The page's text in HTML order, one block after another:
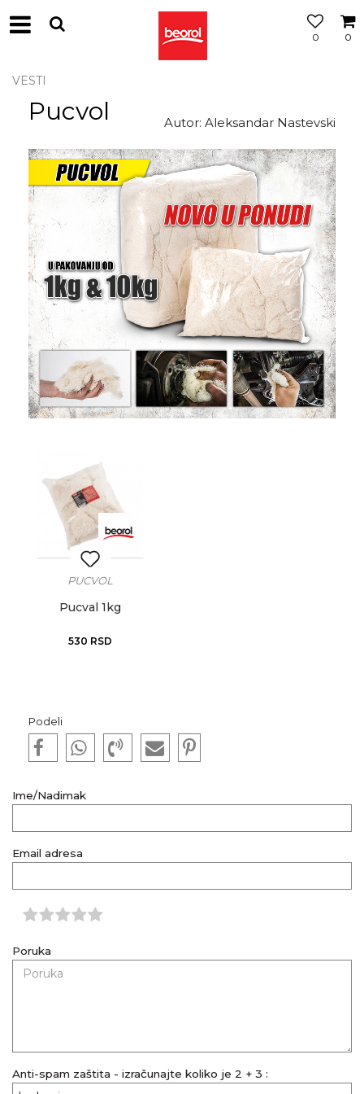
0
0
VESTI
Autor: Aleksandar Nastevski
Pucvol
PUCVOL
Pucval 1kg
530 RSD
Podeli
Ime/Nadimak
Email adresa
Poruka
Anti-spam zaštita - izračunajte koliko je 2 + 3 :